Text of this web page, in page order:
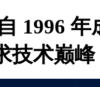
1996
技术巅峰